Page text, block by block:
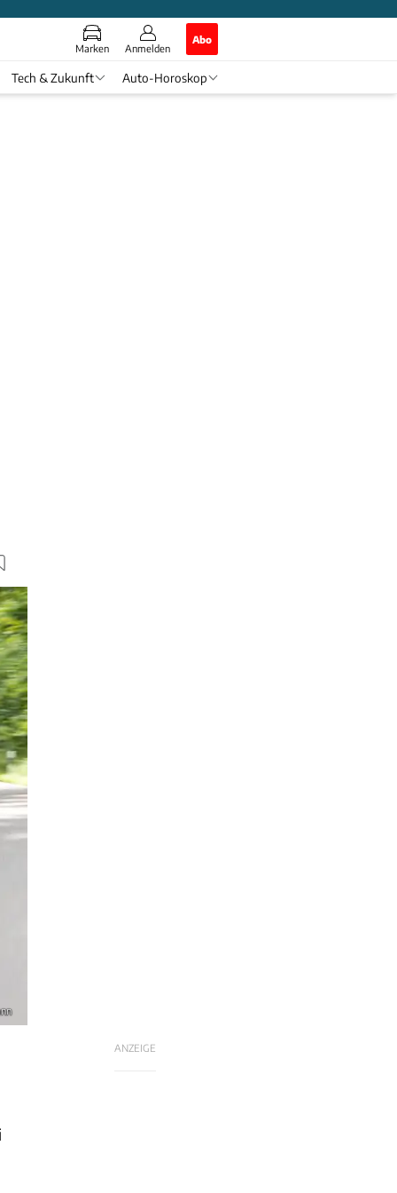
Marken Anmelden
Abo
Tech & Zukunft Auto-Horoskop
ANZEIGE